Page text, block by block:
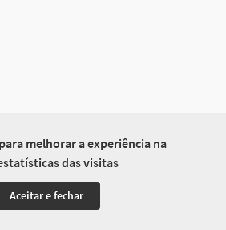
melhorar a experiência na
das visitas
Aceitar e fechar